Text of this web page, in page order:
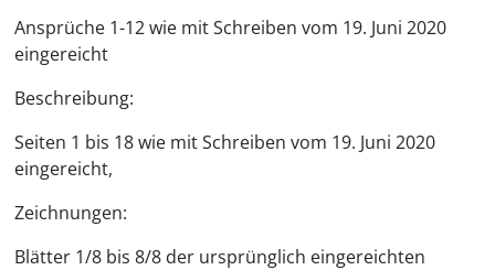
Ansprüche 1-12 wie mit Schreiben vom 19. Juni 2020
eingereicht
Beschreibung:
Seiten 1 bis 18 wie mit Schreiben vom 19. Juni 2020
eingereicht,
Zeichnungen:
Blätter 1/8 bis 8/8 der ursprünglich eingereichten